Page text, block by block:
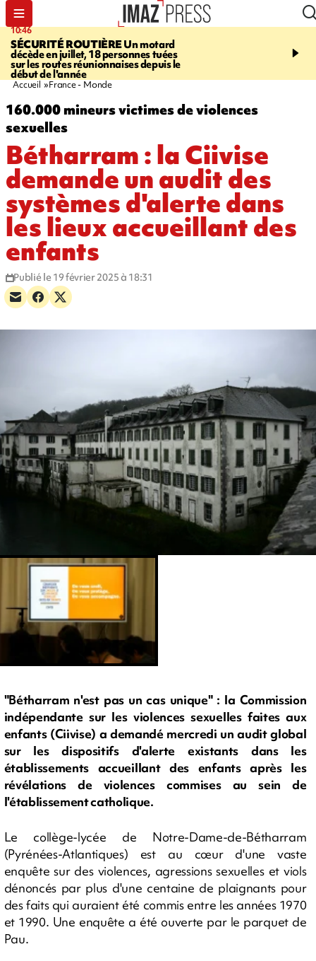
10:46
SÉCURITÉ ROUTIÈREUn motard
décède en juillet, 18 personnes tuées
sur les routes réunionnaises depuis le
début de l'année
13:49
mineurs - un courrier
Accueil France - Monde
160.000 mineurs victimes de violences
sexuelles
Bétharram : la Ciivise
demande un audit des
systèmes d'alerte dans
les lieux accueillant des
enfants
Publié le 19 février 2025 à 18:31
"Bétharram n'est pas un cas unique" : la Commission
indépendante sur les violences sexuelles faites aux
enfants (Ciivise) a demandé mercredi un audit global
sur les dispositifs d'alerte existants dans les
établissements accueillant des enfants après les
révélations de violences commises au sein de
l'établissement catholique.
Le collège-lycée de Notre-Dame-de-Bétharram
(Pyrénées-Atlantiques) est au cœur d'une vaste
enquête sur des violences, agressions sexuelles et viols
dénoncés par plus d'une centaine de plaignants pour
des faits qui auraient été commis entre les années 1970
et 1990. Une enquête a été ouverte par le parquet de
Pau.